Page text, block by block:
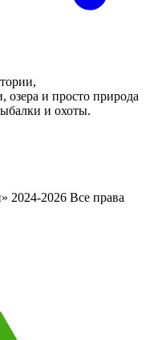
озера и просто природа
и охоты.
2024-2026 Все права